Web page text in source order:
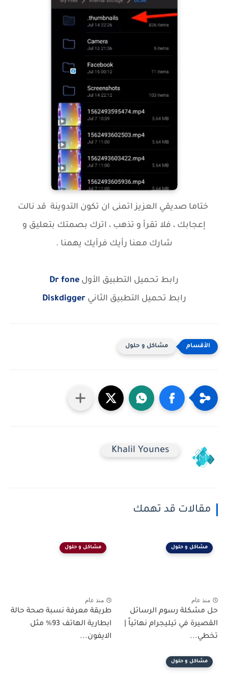
ختاما صديقي العزيز اتمنى ان تكون التدوينة قد نالت
إعجابك ، فلا تقرأ و تذهب ، اترك بصمتك بتعليق و
شارك معنا رأيك فرأيك يهمنا .
رابط تحميل التطبيق الأول Dr fone
رابط تحميل التطبيق الثانيDiskdigger
مشاكل و حلول
Khalil Younes
مقالات قد تهمك
مشاكل و حلول
منذ عام
حل مشكلة رسوم الرسائل
القصيرة في تيليجرام نهائياً |
تخطي...
مشاكل و حلول
منذ عام
طريقة معرفة نسبة صحة حالة
ابطارية الهاتف 93% مثل
الايفون...
مشاكل و حلول